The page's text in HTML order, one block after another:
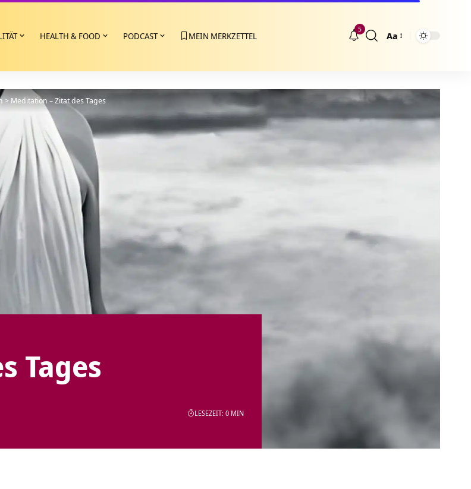
HEALTH & FOOD PODCAST MEIN MERKZETTEL
5
Größenänderung
Aa
>Meditation – Zitat des Tages
Tages
LESEZEIT: 0 MIN